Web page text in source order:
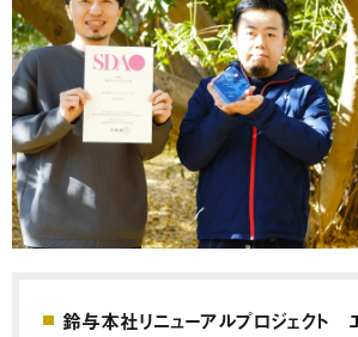
鈴与本社リニューアルプロジェクト